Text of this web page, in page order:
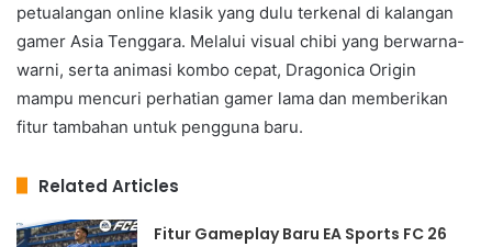
petualangan online klasik yang dulu terkenal di kalangan
gamer Asia Tenggara. Melalui visual chibi yang berwarna-
warni, serta animasi kombo cepat, Dragonica Origin
mampu mencuri perhatian gamer lama dan memberikan
fitur tambahan untuk pengguna baru.
Related Articles
Fitur Gameplay Baru EA Sports FC 26